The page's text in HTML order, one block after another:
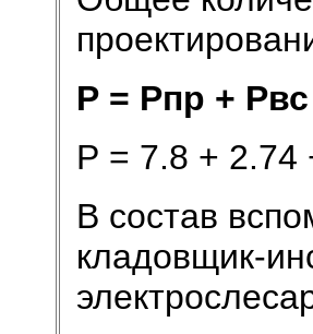
Р = Рпр +
Р = 7.8 + 2.74
В состав
кладовщик-